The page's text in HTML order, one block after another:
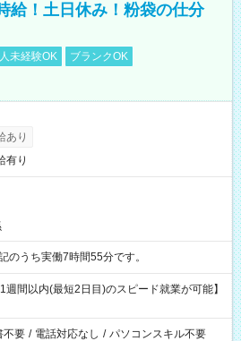
給！土日休み！粉袋の仕分
未経験OK
ブランクOK
あり
有り
※表記のうち実働7時間55分です。
週間以内(最短2日目)のスピード就業が可能】
不要 / 電話対応なし / パソコンスキル不要